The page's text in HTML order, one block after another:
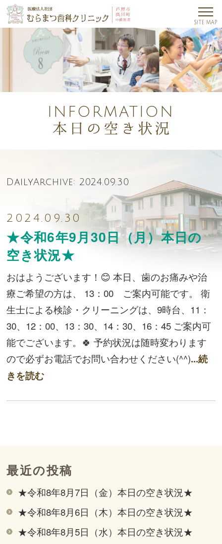
INFORMATION
DailyArchive: 2024.09.30
2024.09.30
★令和6年9月30日（月）本日の
空き状況★
おはようございます！😊 本日、歯のお痛みや治
療ご希望の方は、 13：00 ご案内可能です。 衛
生士による検診・クリーニングは、9時台、11：
30、12：00、13：30、14：30、16：45 ご案内可
能でございます。🍀 予約状況は随時変わります
ので必ずお電話でお問い合わせください(^^)...続
きを読む
最近の投稿
★令和8年8月7日（金）本日の空き状況★
★令和8年8月6日（木）本日の空き状況★
★令和8年8月5日（水）本日の空き状況★